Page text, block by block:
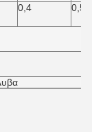
0,4 0,5